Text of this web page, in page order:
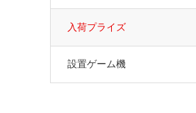
入荷プライズ
設置ゲーム機